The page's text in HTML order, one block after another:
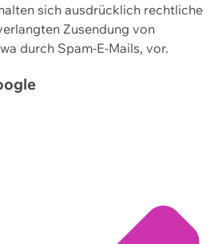
sich ausdrücklich rechtliche
Zusendung von
durch Spam-E-Mails, vor.